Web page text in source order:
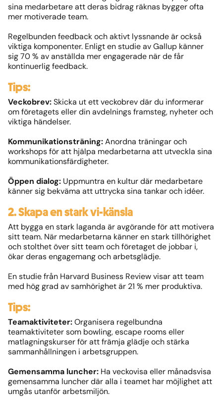
sina medarbetare att deras bidrag räknas bygger ofta
mer motiverade team.
Regelbunden feedback och aktivt lyssnande är också
viktiga komponenter. Enligt en studie av Gallup känner
sig 70 % av anställda mer engagerade när de får
kontinuerlig feedback.
Tips:
Veckobrev:Skicka ut ett veckobrev där du informerar
om företagets eller din avdelnings framsteg, nyheter och
viktiga händelser.
Kommunikationsträning:Anordna träningar och
workshops för att hjälpa medarbetarna att utveckla sina
kommunikationsfärdigheter.
Öppen dialog: Uppmuntra en kultur där medarbetare
känner sig bekväma att uttrycka sina tankar och idéer.
2. Skapa en stark vi-känsla
Att bygga en stark laganda är avgörande för att motivera
sitt team. När medarbetarna känner en stark tillhörighet
och stolthet över sitt team och företaget de jobbar i,
ökar deras engagemang och arbetsglädje.
En studie från Harvard Business Review visar att team
med hög grad av samhörighet är 21 % mer produktiva.
Tips:
Teamaktiviteter:Organisera regelbundna
teamaktiviteter som bowling, escape rooms eller
matlagningskurser för att främja glädje och stärka
sammanhållningen i arbetsgruppen.
Gemensamma luncher: Ha veckovisa eller månadsvisa
gemensamma luncher där alla i teamet har möjlighet att
umgås utanför arbetsmiljön.